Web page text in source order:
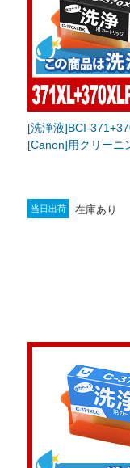
[洗浄液]BCI-
[Canon]用クリーニ
当日出荷 在庫あり